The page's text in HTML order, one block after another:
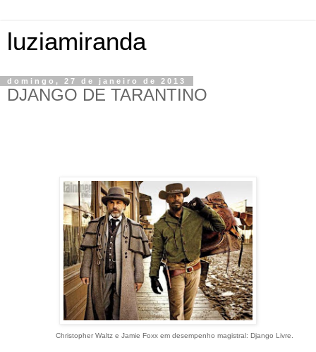
luziamiranda
domingo, 27 de janeiro de 2013
DJANGO DE TARANTINO
Christopher Waltz e Jamie Foxx em desempenho magistral: Django Livre.